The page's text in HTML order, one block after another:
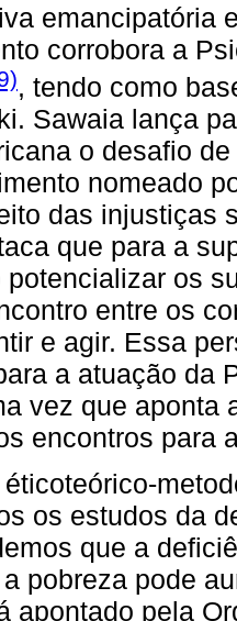
emancipatória
corrobora a
, tendo como
Sawaia lança
o desafio
nomeado
das injustiças
que para a
potencializar os
entre os
e agir. Essa
a atuação da
vez que aponta
encontros para
os estudos da
que a
pobreza pode
apontado pela